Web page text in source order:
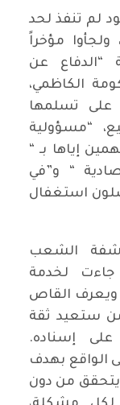
لم تنفذ لحد
ولجأوا مؤخراً
“الدفاع عن
الكاظمي،
تسلمها
“مسؤولية
إياها بـ “
“ و”في
استغفال
الشعب
جاءت لخدمة
ويعرف القاص
من ستعيد ثقة
إسناده.
الواقع بهدف
يتحقق من دون